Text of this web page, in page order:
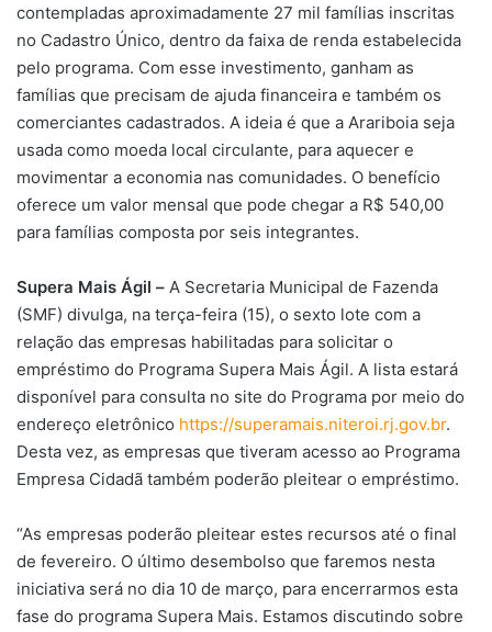
contempladas aproximadamente 27 mil famílias inscritas
no Cadastro Único, dentro da faixa de renda estabelecida
pelo programa. Com esse investimento, ganham as
famílias que precisam de ajuda financeira e também os
comerciantes cadastrados. A ideia é que a Arariboia seja
usada como moeda local circulante, para aquecer e
movimentar a economia nas comunidades. O benefício
oferece um valor mensal que pode chegar a R$ 540,00
para famílias composta por seis integrantes.
Supera Mais Ágil – A Secretaria Municipal de Fazenda
(SMF) divulga, na terça-feira (15), o sexto lote com a
relação das empresas habilitadas para solicitar o
empréstimo do Programa Supera Mais Ágil. A lista estará
disponível para consulta no site do Programa por meio do
endereço eletrônico https://superamais.niteroi.rj.gov.br.
Desta vez, as empresas que tiveram acesso ao Programa
Empresa Cidadã também poderão pleitear o empréstimo.
“As empresas poderão pleitear estes recursos até o final
de fevereiro. O último desembolso que faremos nesta
iniciativa será no dia 10 de março, para encerrarmos esta
fase do programa Supera Mais. Estamos discutindo sobre